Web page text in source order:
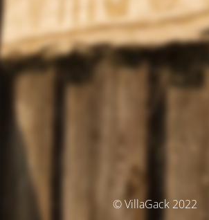
© VillaGack 2022